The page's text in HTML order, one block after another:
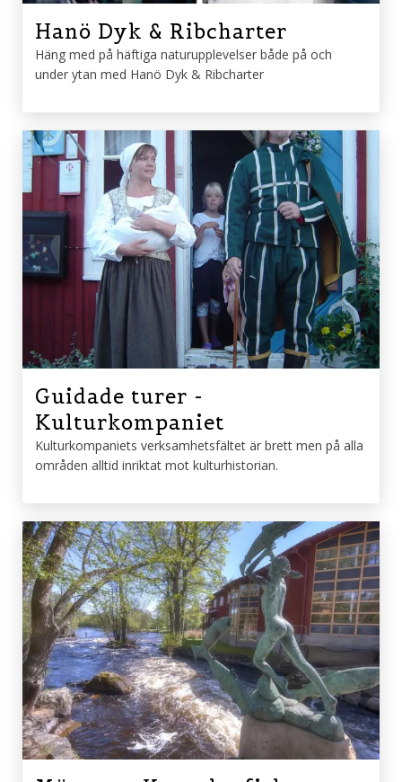
Hanö Dyk & Ribcharter
Häng med på häftiga naturupplevelser både på och
under ytan med Hanö Dyk & Ribcharter
Guidade turer -
Kulturkompaniet
Kulturkompaniets verksamhetsfältet är brett men på alla
områden alltid inriktat mot kulturhistorian.